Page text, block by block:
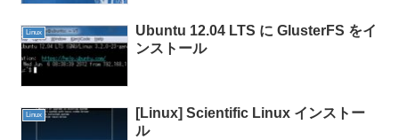
Linux
Ubuntu 12.04 LTS に GlusterFS をイ
ンストール
Linux
[Linux] Scientific Linux インストー
ル